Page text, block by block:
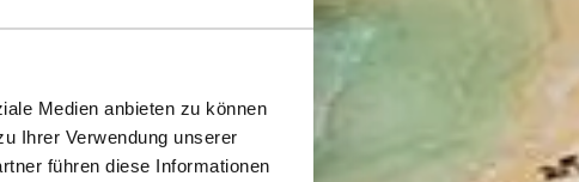
Medien anbieten zu können
Ihrer Verwendung unserer
führen diese Informationen